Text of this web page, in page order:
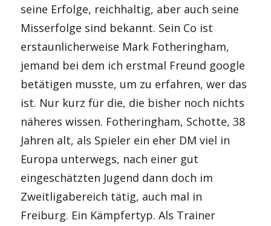
seine Erfolge, reichhaltig, aber auch seine
Misserfolge sind bekannt. Sein Co ist
erstaunlicherweise Mark Fotheringham,
jemand bei dem ich erstmal Freund google
betätigen musste, um zu erfahren, wer das
ist. Nur kurz für die, die bisher noch nichts
näheres wissen. Fotheringham, Schotte, 38
Jahren alt, als Spieler ein eher DM viel in
Europa unterwegs, nach einer gut
eingeschätzten Jugend dann doch im
Zweitligabereich tätig, auch mal in
Freiburg. Ein Kämpfertyp. Als Trainer